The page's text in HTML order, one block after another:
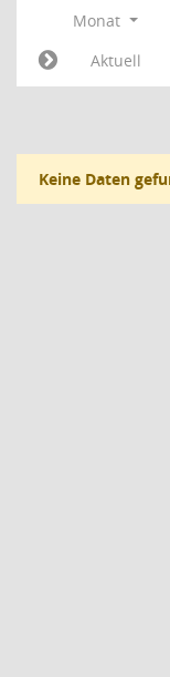
Monat
Aktuell
Keine Daten